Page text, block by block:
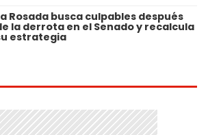
Rosada busca culpables después
la derrota en el Senado y recalcula
estrategia